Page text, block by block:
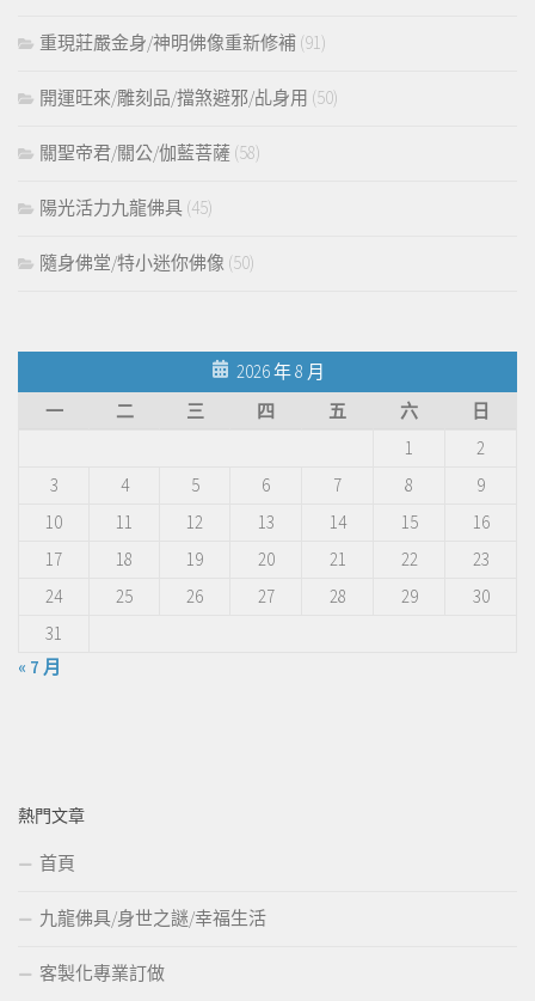
重現莊嚴金身/神明佛像重新修補 (91)
開運旺來/雕刻品/擋煞避邪/乩身用 (50)
關聖帝君/關公/伽藍菩薩 (58)
陽光活力九龍佛具 (45)
隨身佛堂/特小迷你佛像 (50)
2026 年 8 月
一
二 三 四 五 六
日
1
2
3
4 5 6 7 8
9
10
11 12 13 14 15
16
17
18 19 20 21 22
23
24
25 26 27 28 29
30
31
« 7 月
熱門文章
首頁
九龍佛具/身世之謎/幸福生活
客製化專業訂做